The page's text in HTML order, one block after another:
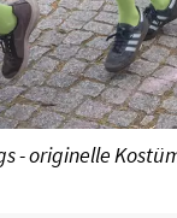
- originelle